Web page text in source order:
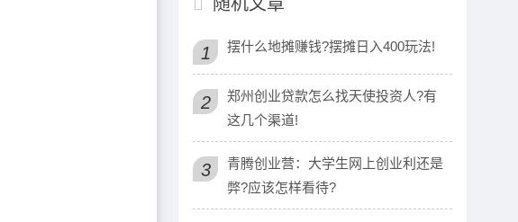
1 摆什么地摊赚钱?摆摊日入400玩法!
2
郑州创业贷款怎么找天使投资人?有
这几个渠道!
3
青腾创业营：大学生网上创业利还是
弊?应该怎样看待?